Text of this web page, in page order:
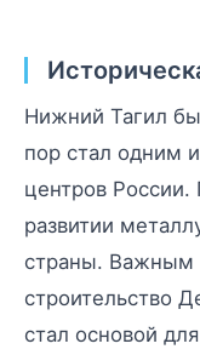
Нижний Тагил
пор стал одним
центров
развитии
страны. Важным
строительство
стал основой